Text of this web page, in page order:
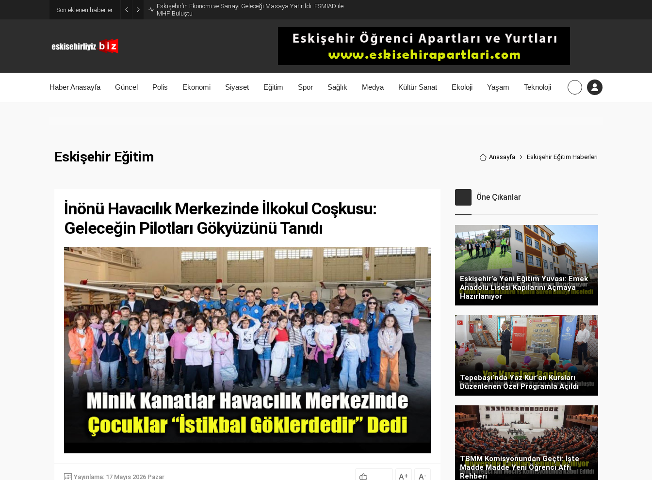
Son eklenen haberler
Eskişehir’in Ekonomi ve Sanayi Geleceği Masaya Yatırıldı: ESMİAD ile
MHP Buluştu
Haber Anasayfa Güncel Polis Ekonomi Siyaset Eğitim Spor Sağlık Medya Kültür Sanat Ekoloji Yaşam Teknoloji
Eskişehir Eğitim Anasayfa Eskişehir Eğitim Haberleri
İnönü Havacılık Merkezinde İlkokul Coşkusu:
Geleceğin Pilotları Gökyüzünü Tanıdı
Yayınlama: 17 Mayıs 2026 Pazar A+ A-
Öne Çıkanlar
Eskişehir’e Yeni Eğitim Yuvası: Emek
Anadolu Lisesi Kapılarını Açmaya
Hazırlanıyor
Tepebaşı’nda Yaz Kur’an Kursları
Düzenlenen Özel Programla Açıldı
TBMM Komisyonundan Geçti: İşte
Madde Madde Yeni Öğrenci Affı
Rehberi